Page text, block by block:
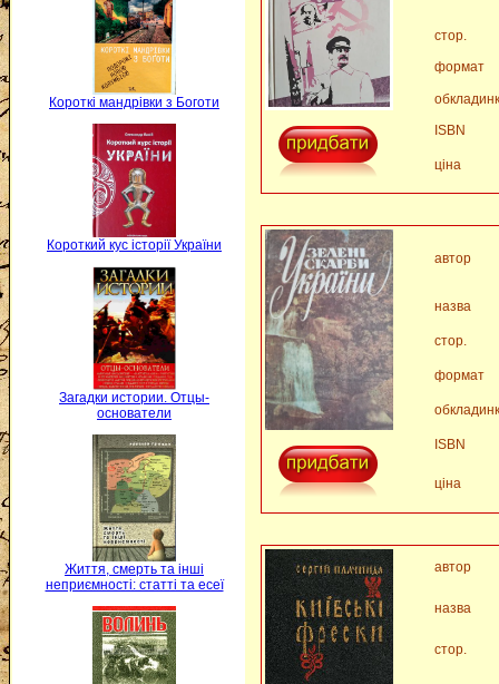
Короткі мандрівки з Боготи
Короткий кус історії України
Загадки истории. Отцы-
основатели
Життя, смерть та інші
неприємності: статті та есеї
стор.
формат
ISBN
ціна
автор
назва
стор.
формат
ISBN
ціна
автор
назва
стор.